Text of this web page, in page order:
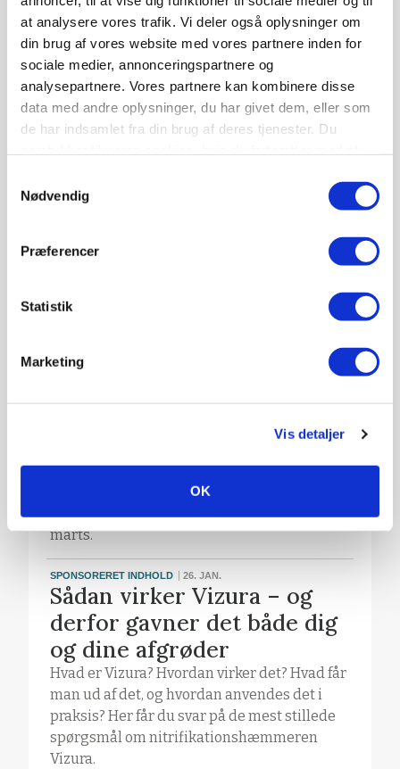
at analysere vores trafik. Vi deler også oplysninger om
din brug af vores website med vores partnere inden for
sociale medier, annonceringspartnere og
analysepartnere. Vores partnere kan kombinere disse
data med andre oplysninger, du har givet dem, eller som
de har indsamlet fra din brug af deres tjenester. Du
Nødvendig
Præferencer
Statistik
Marketing
Vis detaljer
OK
med den rigtige
svampestrategi – op til 4,2
hkg/ha ekstra
I rapsdyrkning bliver en stor del af udbyttet
afgjort længe før mejetærskeren kører i
marken. Potentialet opbygges tidligt i
sæsonen, men tabes ofte senere uden
dramatisk sygdomsangreb, men derimod
reducerer afgrødens fotosyntese og evne til
SPONSORERET INDHOLD
kombineret svampe- og
vækstreguleringsmiddel til
vinterraps
Sundere stængel og ny standard for
væksten så lejesæd minimeres for lettere
høst og højere udbytte. * Danske forsøg i
2024 viste +2,7 hkg/ ha ved 1,0 l/ha midt i
marts.
SPONSORERET INDHOLD 26. JAN.
Sådan virker Vizura – og
derfor gavner det både dig
og dine afgrøder
Hvad er Vizura? Hvordan virker det? Hvad får
man ud af det, og hvordan anvendes det i
praksis? Her får du svar på de mest stillede
spørgsmål om nitrifikationshæmmeren
Vizura.